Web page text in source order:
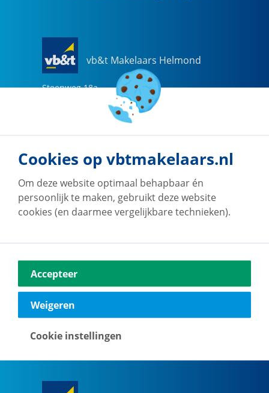
vb&t Makelaars Helmond
Steenweg 18a
helmond@vbtmakelaars.nl
Naar vestiging
Vestdijk 180
5611 CZ Eindhoven
040-2696949
Cookies op vbtmakelaars.nl
Om deze website optimaal behapbaar én
persoonlijk te maken, gebruikt deze website
cookies (en daarmee vergelijkbare technieken).
Accepteer
Weigeren
Cookie instellingen